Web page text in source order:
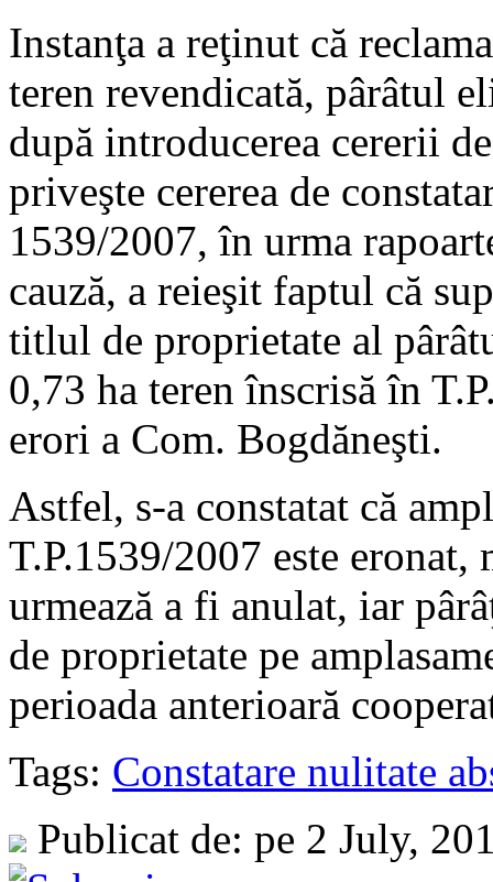
Instanţa a reţinut că
teren revendicată, pârâtul
după introducerea cererii
priveşte cererea de
1539/2007, în urma
cauză, a reieşit faptul că
titlul de proprietate al
0,73 ha teren înscrisă în
erori a Com. Bogdăneşti.
Astfel, s-a constatat că
T.P.1539/2007 este eronat,
urmează a fi anulat, iar
de proprietate pe
perioada anterioară
Tags: Constatare nulitate
Publicat de: pe 2 July,